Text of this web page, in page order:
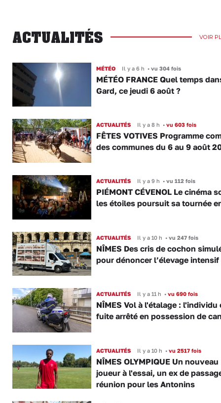
ACTUALITÉS VOIR
MÉTÉO Il y a 6 h •vu 304 fois
MÉTÉO FRANCE Quel temps
Gard, ce jeudi 6 août ?
ACTUALITÉS Il y a 8 h •vu 603 fois
FÊTES VOTIVES Programme
des communes du 6 au 9 août
ACTUALITÉS Il y a 9 h •vu 112 fois
PIÉMONT CÉVENOL Le cinéma
les étoiles poursuit sa tournée
ACTUALITÉS Il y a 10 h •vu 247 fois
NÎMES Des cris de cochon
pour dénoncer l’élevage intensif
ACTUALITÉS Il y a 11 h •vu 690 fois
NÎMES Vol à l'étalage : l'individu
fuite arrêté en possession de
ACTUALITÉS Il y a 10 h •vu 2517 fois
NÎMES OLYMPIQUE Un nouveau
joueur à l'essai, un ex de
réunion pour les Antonins